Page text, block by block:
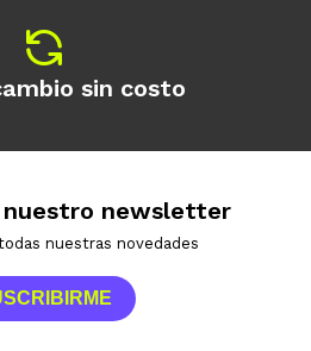
sin costo
newsletter
nuestras novedades